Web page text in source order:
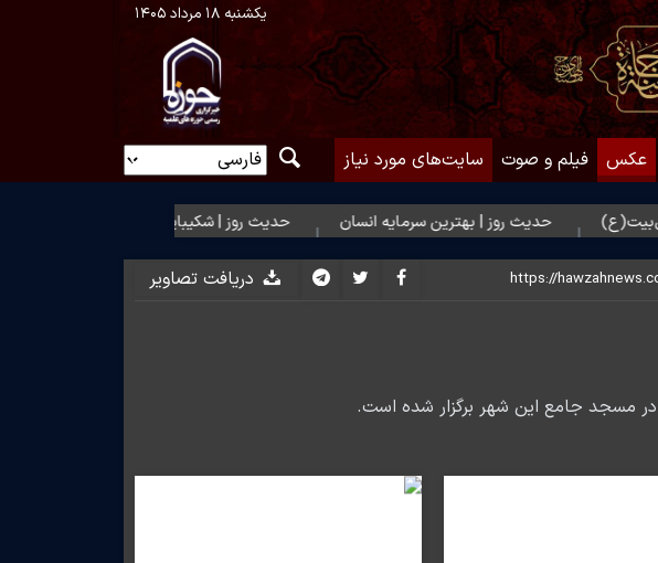
یکشنبه ۱۸ مرداد ۱۴۰۵
عکس فیلم و صوت سایت‌های مورد نیاز
حدیث روز | بهترین سرمایه انسان حدیث روز | شکیبایی بر تلخی حق
دریافت تصاویر
در مسجد جامع این شهر برگزار شده است.